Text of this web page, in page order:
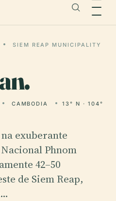
SIEM REAP MUNICIPALITY
CAMBODIA
13° N · 104°
exuberante
Phnom
42–50
de Siem Reap,